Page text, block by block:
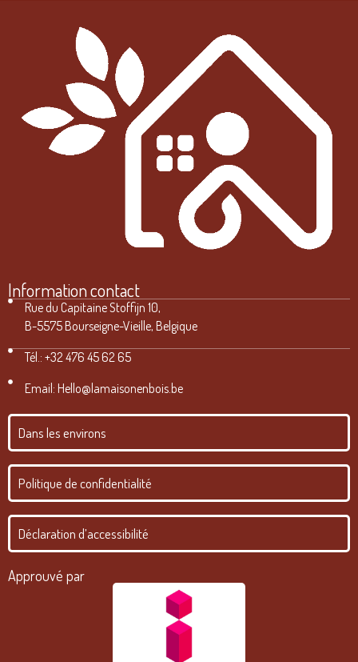
Information contact
Rue du Capitaine Stoffijn 10,
B-5575 Bourseigne-Vieille, Belgique
Tél.: +32 476 45 62 65
Email: Hello@lamaisonenbois.be
Dans les environs
Politique de confidentialité
Déclaration d’accessibilité
Approuvé par